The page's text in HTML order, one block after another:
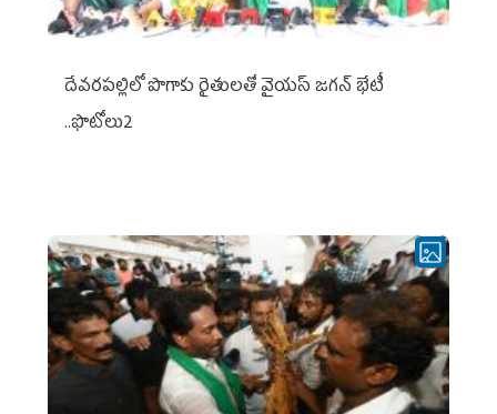
దేవరపల్లిలో పొగాకు రైతులతో వైయస్ జగన్ భేటీ
..ఫొటోలు2